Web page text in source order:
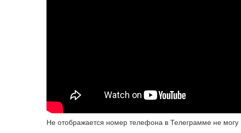
Не отображается номер телефона в Телеграмме не могу